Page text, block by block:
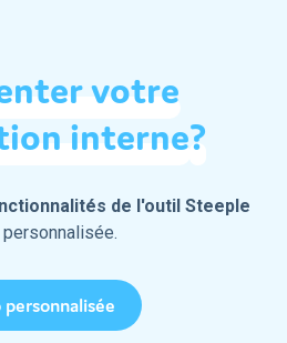
votre
interne?
de l'outil Steeple